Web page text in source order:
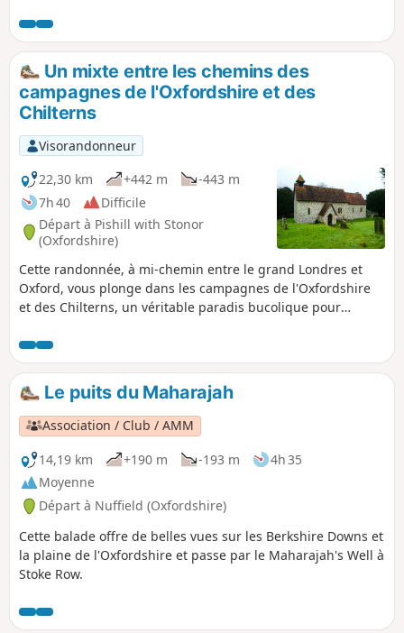
prairies calcaires et sa faune riche.
Un mixte entre les chemins des
campagnes de l'Oxfordshire et des
Chilterns
Visorandonneur
22,30 km
+442 m
-443 m
7h 40
Difficile
Départ à Pishill with Stonor
(Oxfordshire)
Cette randonnée, à mi-chemin entre le grand Londres et
Oxford, vous plonge dans les campagnes de l'Oxfordshire
et des Chilterns, un véritable paradis bucolique pour
non seulement perce-neige mais aussi déjà quelques
anémones. Changement climatique ? Au départ du parking
privé (mais toutefois autorisé et gratuit si vous désirez y
démarrer une randonnée) de la Parish Church du hameau
de Pishill, le parcours grimpe dans les campagnes et forêts
de cette région attrayante et bien vallonnée. De jolis
panoramas !
Le puits du Maharajah
Association / Club / AMM
14,19 km
+190 m -193 m
4h 35
Moyenne
Départ à Nuffield (Oxfordshire)
Cette balade offre de belles vues sur les Berkshire Downs et
la plaine de l'Oxfordshire et passe par le Maharajah's Well à
Stoke Row.